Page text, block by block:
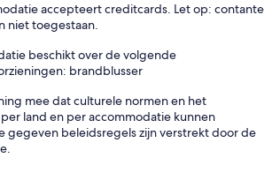
accepteert creditcards. Let op: contante
niet toegestaan.
beschikt over de volgende
brandblusser
mee dat culturele normen en het
land en per accommodatie kunnen
gegeven beleidsregels zijn verstrekt door de